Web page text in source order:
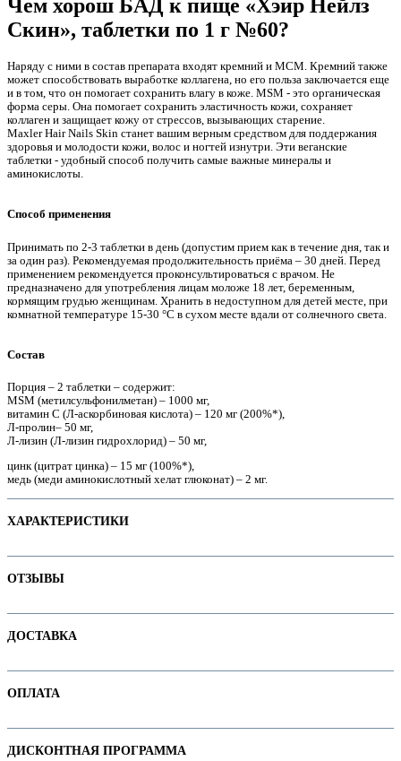
Чем хорош БАД к пище «Хэир Нейлз
Скин», таблетки по 1 г №60?
Наряду с ними в состав препарата входят кремний и МСМ. Кремний также
может способствовать выработке коллагена, но его польза заключается еще
и в том, что он помогает сохранить влагу в коже. MSM - это органическая
форма серы. Она помогает сохранить эластичность кожи, сохраняет
коллаген и защищает кожу от стрессов, вызывающих старение.
Maxler Hair Nails Skin станет вашим верным средством для поддержания
здоровья и молодости кожи, волос и ногтей изнутри. Эти веганские
таблетки - удобный способ получить самые важные минералы и
аминокислоты.
Способ применения
Принимать по 2-3 таблетки в день (допустим прием как в течение дня, так и
за один раз). Рекомендуемая продолжительность приёма – 30 дней. Перед
применением рекомендуется проконсультироваться с врачом. Не
предназначено для употребления лицам моложе 18 лет, беременным,
кормящим грудью женщинам. Хранить в недоступном для детей месте, при
комнатной температуре 15-30 °С в сухом месте вдали от солнечного света.
Состав
Порция – 2 таблетки – содержит:
MSM (метилсульфонилметан) – 1000 мг,
витамин С (Л-аскорбиновая кислота) – 120 мг (200%*),
Л-пролин– 50 мг,
Л-лизин (Л-лизин гидрохлорид) – 50 мг,
цинк (цитрат цинка) – 15 мг (100%*),
медь (меди аминокислотный хелат глюконат) – 2 мг.
ХАРАКТЕРИСТИКИ
Категория
Пищевые добавки
Бренд
ОТЗЫВЫ
ДОСТАВКА
В интернет-магазине доступны варианты доставки:
ОПЛАТА
Оплачивайте покупки удобным способом. В интернет-магазине доступны
ДИСКОНТНАЯ ПРОГРАММА